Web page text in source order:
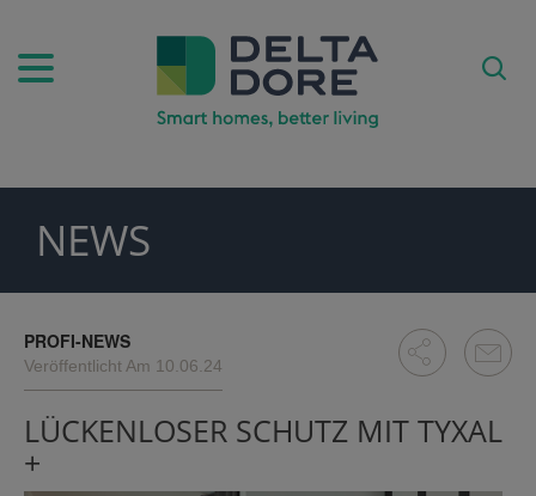
NEWS
PROFI-NEWS
Veröffentlicht Am 10.06.24
LÜCKENLOSER SCHUTZ MIT TYXAL
+